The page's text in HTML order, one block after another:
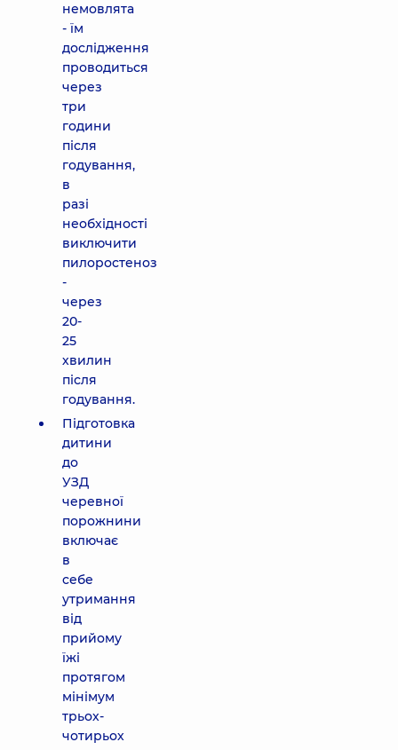
немовлята
- їм
дослідження
проводиться
через
три
години
після
годування,
в
разі
необхідності
виключити
пилоростеноз
-
через
20-
25
хвилин
після
годування.
Підготовка
дитини
до
УЗД
черевної
порожнини
включає
в
себе
утримання
від
прийому
їжі
протягом
мінімум
трьох-
чотирьох